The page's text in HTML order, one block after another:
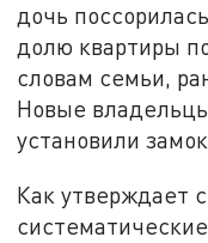
дочь
долю квартиры
словам семьи,
Новые
установили
Как утверждает